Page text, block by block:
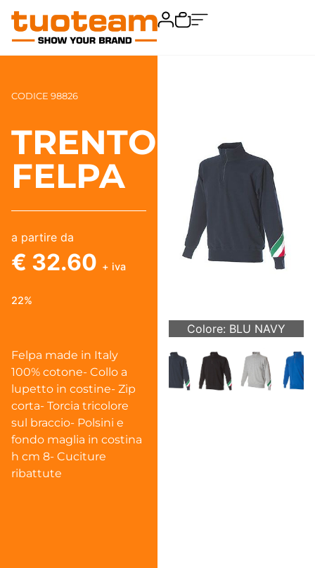
Colore: BLU NAVY
CODICE 98826
TRENTO
FELPA
a partire da
€ 32.60 + iva
22%
Felpa made in Italy
100% cotone- Collo a
lupetto in costine- Zip
corta- Torcia tricolore
sul braccio- Polsini e
fondo maglia in costina
h cm 8- Cuciture
ribattute